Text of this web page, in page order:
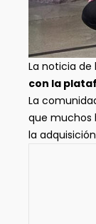
La noticia de
con la
La
que muchos
la